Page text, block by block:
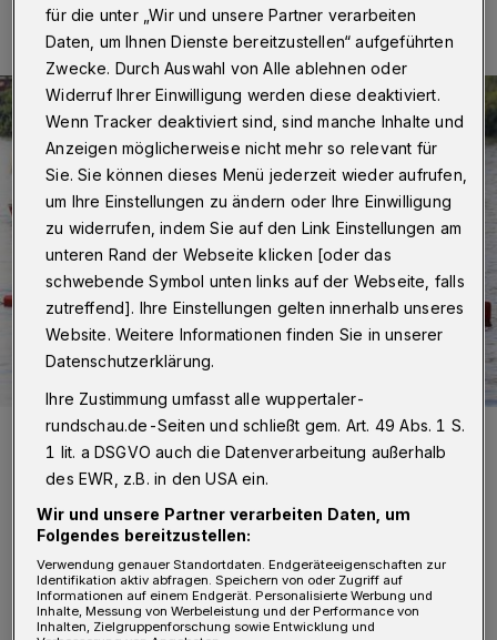
Maximilian Zöllner stand mehrfach auf dem Treppchen.
Foto: KSG Wuppertal
I n den 200-Meter-Rennen konnte sich
lediglich Maximilian Zöllner für das
für die unter „Wir und unsere Partner verarbeiten
Daten, um Ihnen Dienste bereitzustellen“ aufgeführten
Zwecke. Durch Auswahl von Alle ablehnen oder
Widerruf Ihrer Einwilligung werden diese deaktiviert.
Wenn Tracker deaktiviert sind, sind manche Inhalte und
Anzeigen möglicherweise nicht mehr so relevant für
Sie. Sie können dieses Menü jederzeit wieder aufrufen,
um Ihre Einstellungen zu ändern oder Ihre Einwilligung
zu widerrufen, indem Sie auf den Link Einstellungen am
unteren Rand der Webseite klicken [oder das
schwebende Symbol unten links auf der Webseite, falls
zutreffend]. Ihre Einstellungen gelten innerhalb unseres
Website. Weitere Informationen finden Sie in unserer
Datenschutzerklärung.
Ihre Zustimmung umfasst alle wuppertaler-
rundschau.de-Seiten und schließt gem. Art. 49 Abs. 1 S.
1 lit. a DSGVO auch die Datenverarbeitung außerhalb
des EWR, z.B. in den USA ein.
Wir und unsere Partner verarbeiten Daten, um
Folgendes bereitzustellen:
Verwendung genauer Standortdaten. Endgeräteeigenschaften zur
Identifikation aktiv abfragen. Speichern von oder Zugriff auf
Informationen auf einem Endgerät. Personalisierte Werbung und
Inhalte, Messung von Werbeleistung und der Performance von
Inhalten, Zielgruppenforschung sowie Entwicklung und